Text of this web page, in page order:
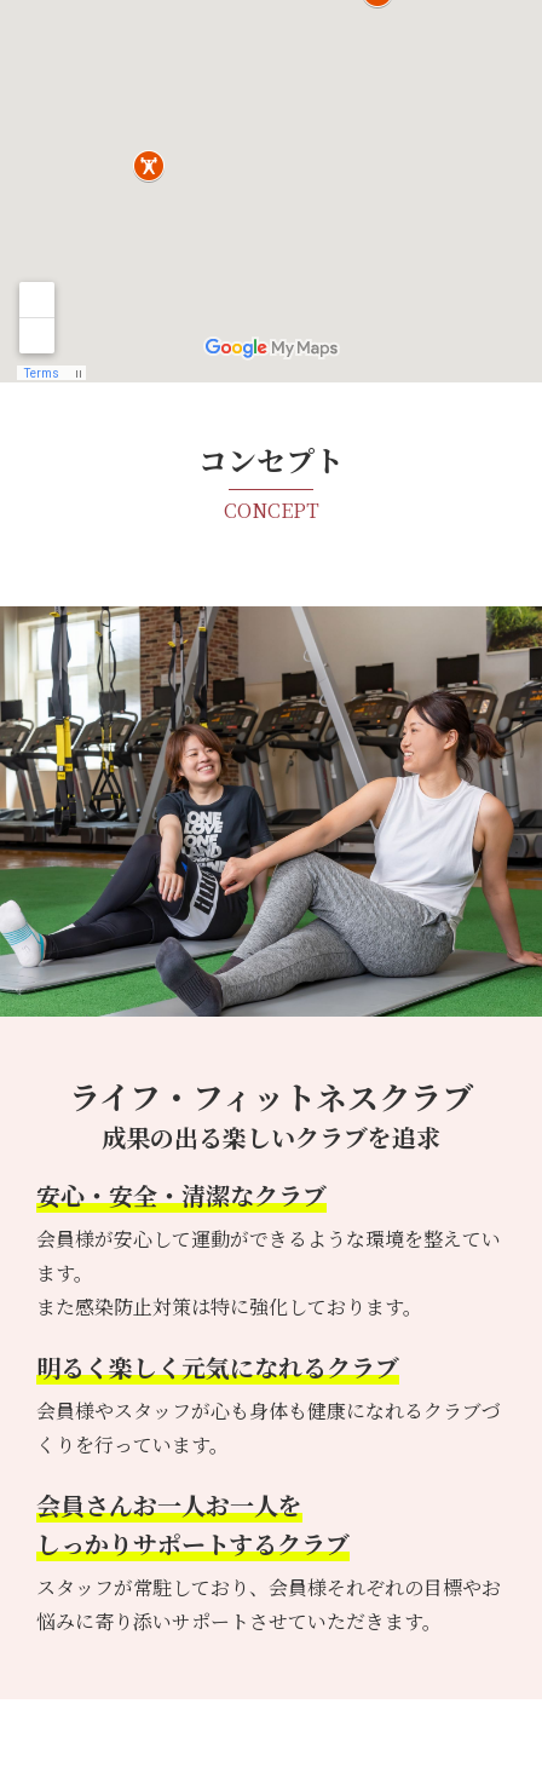
コンセプト
CONCEPT
ライフ・フィットネスクラブ
成果の出る楽しいクラブを追求
安心・安全・清潔なクラブ
会員様が安心して運動ができるような環境を整えてい
ます。
また感染防止対策は特に強化しております。
明るく楽しく元気になれるクラブ
会員様やスタッフが心も身体も健康になれるクラブづ
くりを行っています。
会員さんお一人お一人を
しっかりサポートするクラブ
スタッフが常駐しており、会員様それぞれの目標やお
悩みに寄り添いサポートさせていただきます。